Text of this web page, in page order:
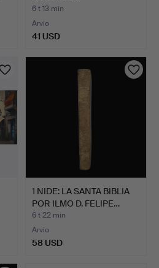
SIGNEERATTU …
6 t 13 min
Arvio
41 USD
1 NIDE: LA SANTA BIBLIA
POR ILMO D. FELIPE…
6 t 22 min
Arvio
58 USD